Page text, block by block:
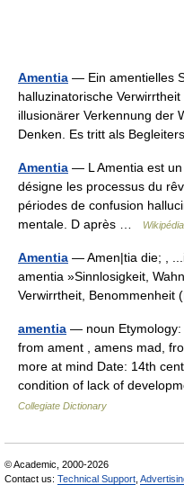
Amentia — Ein amentielles
halluzinatorische
illusionärer Verkennung der
Denken. Es tritt als
Amentia — L Amentia est
désigne les processus du
périodes de confusion
mentale. D après …
Amentia — Amen|tia die; ,
amentia »Sinnlosigkeit,
Verwirrtheit,
amentia — noun Etymology:
from ament , amens mad,
more at mind Date: 14th
condition of lack of
Collegiate Dictionary
© Academic, 2000-2026
Contact us: Technical Support